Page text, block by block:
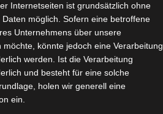
Kontakt
Internetseiten ist grundsätzlich ohne
möglich. Sofern eine betroffene
Unternehmens über unsere
könnte jedoch eine Verarbeitung
werden. Ist die Verarbeitung
und besteht für eine solche
holen wir generell eine
ein.